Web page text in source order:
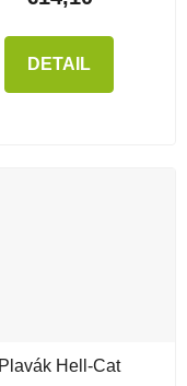
DETAIL
Plavák Hell-Cat